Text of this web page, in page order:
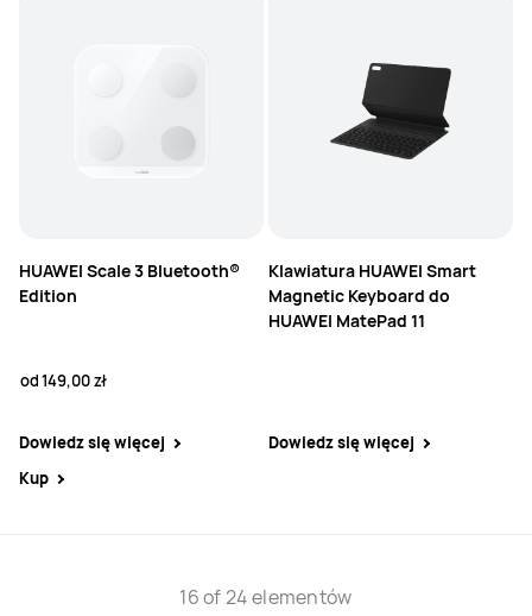
HUAWEI Scale 3 Bluetooth®
Edition
od149,00 zł
Dowiedz się więcej
Kup
Klawiatura HUAWEI Smart
Magnetic Keyboard do
HUAWEI MatePad 11
Dowiedz się więcej
16 of 24 elementów